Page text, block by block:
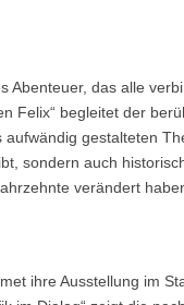
das alle
Felix“ begleitet der
gestalteten
sondern auch
verändert
ihre Ausstellung im